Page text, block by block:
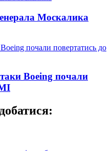
Москалика
Boeing почали